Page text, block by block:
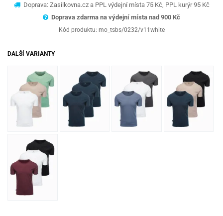
Doprava: Zasilkovna.cz a PPL výdejní místa 75 Kč, PPL kurýr 95 Kč
Doprava zdarma na výdejní místa nad 900 Kč
Kód produktu: mo_tsbs/0232/v11white
DALŠÍ VARIANTY